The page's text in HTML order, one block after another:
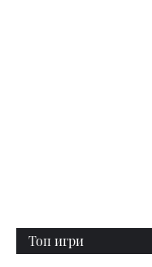
Топ игри